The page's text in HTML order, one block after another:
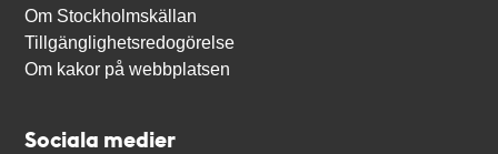
Om Stockholmskällan
Tillgänglighetsredogörelse
Om kakor på webbplatsen
Sociala medier